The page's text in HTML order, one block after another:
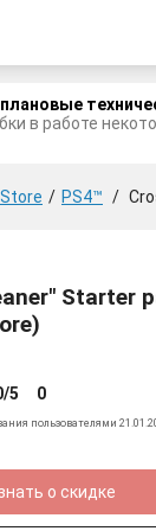
в работе
/ PS4™ /
Starter
5 0
пользователями
о скидке